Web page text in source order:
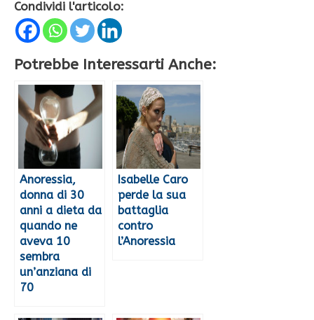
Condividi l'articolo:
Potrebbe Interessarti Anche:
Anoressia,
donna di 30
anni a dieta da
quando ne
aveva 10
sembra
un’anziana di
70
Isabelle Caro
perde la sua
battaglia
contro
l’Anoressia